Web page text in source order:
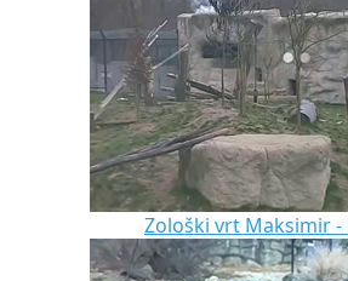
Zološki vrt Maksimir -